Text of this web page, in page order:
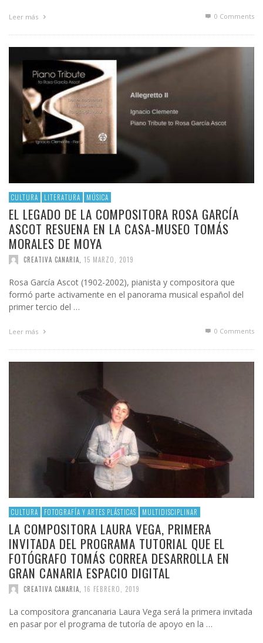
Leer más 0 Comments
CULTURA LITERATURA MÚSICA
EL LEGADO DE LA COMPOSITORA ROSA GARCÍA
ASCOT RESUENA EN LA CASA-MUSEO TOMÁS
MORALES DE MOYA
CREATIVA CANARIA 15 MARZO, 2019
Rosa García Ascot (1902-2002), pianista y compositora que
formó parte activamente en el panorama musical español del
primer tercio del …
Leer más 0 Comments
CULTURA FOTOGRAFÍA Y ARTES PLÁSTICAS MULTIDISCIPLINAR
LA COMPOSITORA LAURA VEGA, PRIMERA
INVITADA DEL PROGRAMA TUTORIAL QUE EL
FOTÓGRAFO TOMÁS CORREA DESARROLLA EN
GRAN CANARIA ESPACIO DIGITAL
CREATIVA CANARIA 16 FEBRERO, 2019
La compositora grancanaria Laura Vega será la primera invitada
en pasar por el programa de tutoría de apoyo en la …